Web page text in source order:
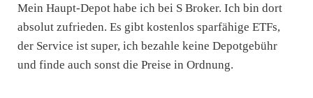
Mein Haupt-Depot habe ich bei S Broker. Ich bin dort
absolut zufrieden. Es gibt kostenlos sparfähige ETFs,
der Service ist super, ich bezahle keine Depotgebühr
und finde auch sonst die Preise in Ordnung.